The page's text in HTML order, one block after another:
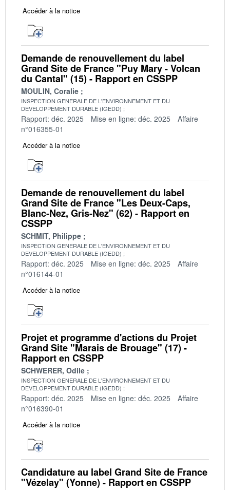
Accéder à la notice
Demande de renouvellement du label
Grand Site de France "Puy Mary - Volcan
du Cantal" (15) - Rapport en CSSPP
MOULIN, Coralie
INSPECTION GENERALE DE L'ENVIRONNEMENT ET DU
DEVELOPPEMENT DURABLE (IGEDD)
Rapport: déc. 2025 Mise en ligne: déc. 2025
Affaire
n°016355-01
Accéder à la notice
Demande de renouvellement du label
Grand Site de France "Les Deux-Caps,
Blanc-Nez, Gris-Nez" (62) - Rapport en
CSSPP
SCHMIT, Philippe
INSPECTION GENERALE DE L'ENVIRONNEMENT ET DU
DEVELOPPEMENT DURABLE (IGEDD)
Rapport: déc. 2025 Mise en ligne: déc. 2025
Affaire
n°016144-01
Accéder à la notice
Projet et programme d'actions du Projet
Grand Site "Marais de Brouage" (17) -
Rapport en CSSPP
SCHWERER, Odile
INSPECTION GENERALE DE L'ENVIRONNEMENT ET DU
DEVELOPPEMENT DURABLE (IGEDD)
Rapport: déc. 2025 Mise en ligne: déc. 2025
Affaire
n°016390-01
Accéder à la notice
Candidature au label Grand Site de France
"Vézelay" (Yonne) - Rapport en CSSPP